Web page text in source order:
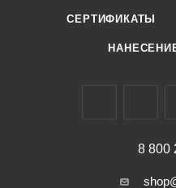
СЕРТИФИКАТЫ
8 800